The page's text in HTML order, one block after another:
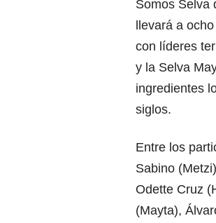
Somos Selva
llevará a
con líderes
y la Selva
ingredientes
siglos.
Entre los
Sabino
Odette Cruz
(Mayta),